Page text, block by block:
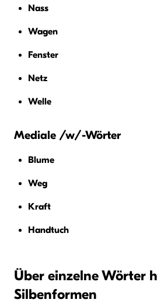
Nass
Wagen
Fenster
Netz
Welle
Mediale /w/-Wörter
Blume
Weg
Kraft
Handtuch
Über einzelne Wörter
Silbenformen